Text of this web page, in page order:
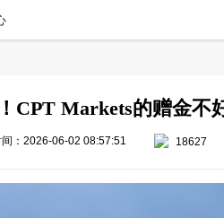
CPT Markets的赠金不
间：2026-06-02 08:57:51 18627